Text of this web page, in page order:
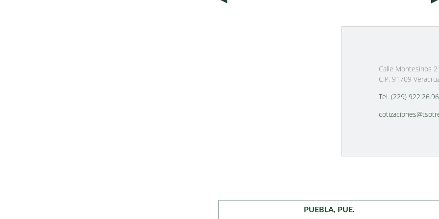
Calle Montesinos
C.P. 91709
Tel. (229) 922.26.96
PUEBLA, PUE.